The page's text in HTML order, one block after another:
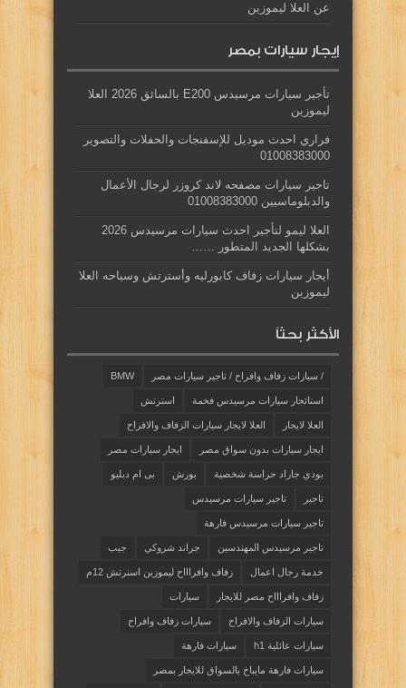
عن العلا ليموزين
إيجار سيارات بمصر
تأجير سيارات مرسيدس E200 بالسائق 2026 العلا
ليموزين
فراري احدث موديل للإسفنجات والحفلات والتصوير
01008383000
تاجير سيارات مصفحه لاند كروزر لرجال الأعمال
والدبلوماسيين 01008383000
العلا ليمو لتأجير احدث سيارات مرسيدس 2026
بشكلها الجديد المتطور ……
أيجار سيارات زفاف كابورليه وأسترتش وسياحه العلا
ليموزين
الأكثر بحثاً
/ سيارات زفاف وافراح / تاجير سيارات مصر BMW
استائجار سيارات مرسيدس فخمة استرتش
العلا لايجار العلا لايجار سيارات الزفاف والافراح
ايجار سيارات بدون سواق مصر ايجار سيارات مصر
بودي جاراد حراسة شخصية بورش بى ام دبليو
تاجير تاجير سيارات مرسيدس
تاجير سيارات مرسيدس فارهة
تاجير مرسيدس المهندسين جراند شروكي جيب
خدمة رجال اعمال زفاف وافراااح ليموزين اسنرتش 12م
زفاف وافراااح مصر للايجار سيارات
سيارات الزفاف والافراح سيارات زفاف وافراح
سيارات عائلية h1 سيارات فارهة
سيارات فارهة مايباخ بالسواق للايجار بمصر